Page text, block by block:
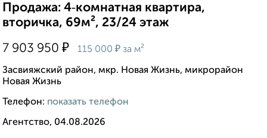
Продажа: 4‑комнатная квартира,
вторичка, 69м², 23/24 этаж
7 903 950 ₽ 115 000 ₽ за м²
Засвияжский район, мкр. Новая Жизнь, микрорайон
Новая Жизнь
Телефон: показать телефон
Агентство, 04.08.2026